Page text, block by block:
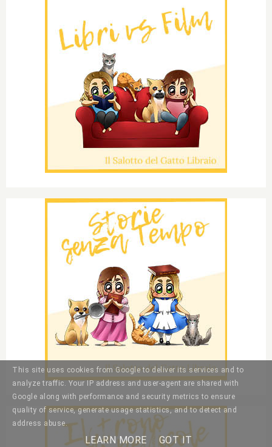
This site uses cookies from Google to deliver its services and to
analyze traffic. Your IP address and user-agent are shared with
Google along with performance and security metrics to ensure
quality of service, generate usage statistics, and to detect and
address abuse.
LEARN MORE GOT IT